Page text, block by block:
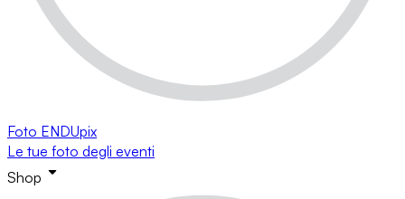
Foto ENDUpix
Le tue foto degli eventi
Shop